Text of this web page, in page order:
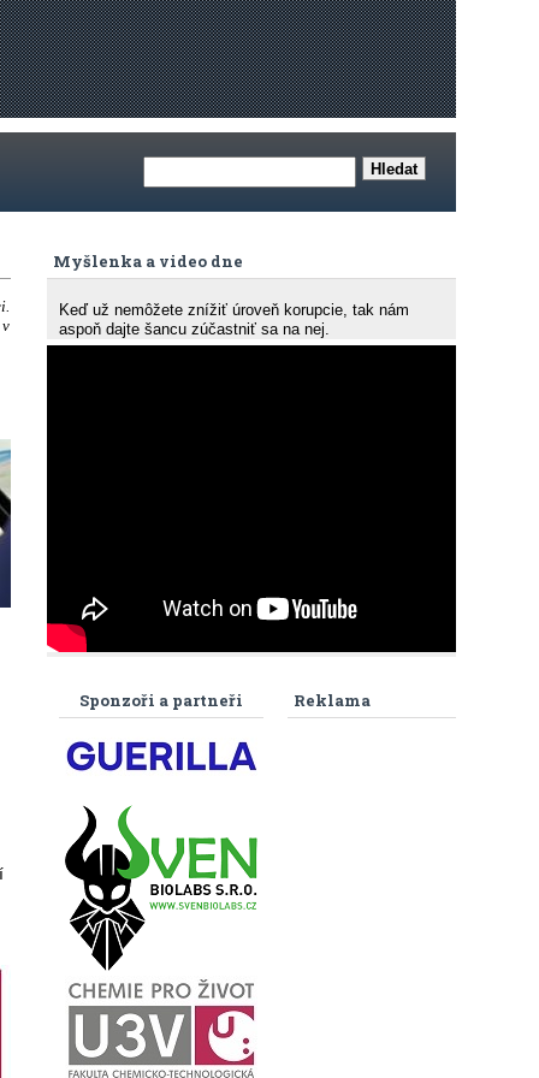
Myšlenka a video dne
Keď už nemôžete znížiť úroveň korupcie, tak nám
aspoň dajte šancu zúčastniť sa na nej.
Reklama
Sponzoři a partneři